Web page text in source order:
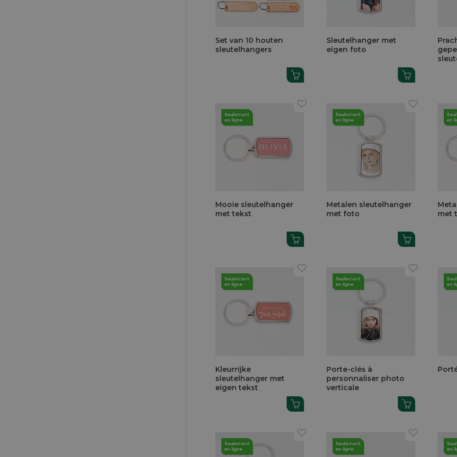
Set van 10 houten
sleutelhangers
Sleutelhanger met
eigen foto
Mooie sleutelhanger
met tekst
Metalen sleutelhanger
met foto
met
Kleurrijke
sleutelhanger met
eigen tekst
Porte-clés à
personnaliser photo
verticale